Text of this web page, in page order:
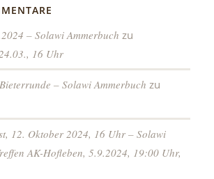
– Solawi Ammerbuch zu
16 Uhr
– Solawi Ammerbuch zu
12. Oktober 2024, 16 Uhr – Solawi
AK-Hofleben, 5.9.2024, 19:00 Uhr,